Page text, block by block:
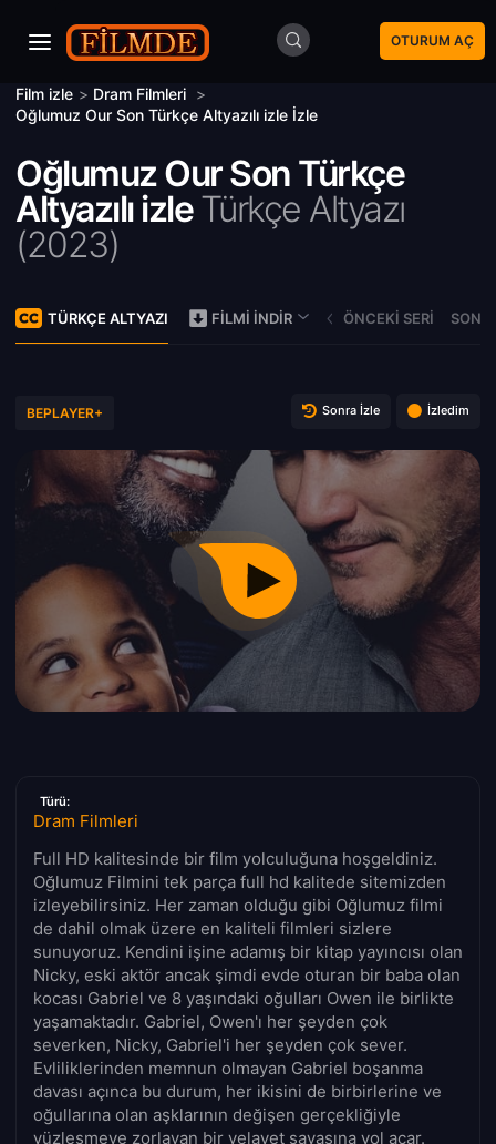
OTURUM AÇ
Film izle > Dram Filmleri >
Oğlumuz Our Son Türkçe Altyazılı izle İzle
Oğlumuz Our Son Türkçe
Altyazılı izleTürkçe Altyazı
(2023)
TÜRKÇE ALTYAZI FILMI İNDIR ÖNCEKI SERI
BEPLAYER+ Sonra İzle İzledim
Türü:
Dram Filmleri
Full HD kalitesinde bir film yolculuğuna hoşgeldiniz.
Oğlumuz Filmini tek parça full hd kalitede sitemizden
izleyebilirsiniz. Her zaman olduğu gibi Oğlumuz filmi
de dahil olmak üzere en kaliteli filmleri sizlere
sunuyoruz. Kendini işine adamış bir kitap yayıncısı olan
Nicky, eski aktör ancak şimdi evde oturan bir baba olan
kocası Gabriel ve 8 yaşındaki oğulları Owen ile birlikte
yaşamaktadır. Gabriel, Owen'ı her şeyden çok
severken, Nicky, Gabriel'i her şeyden çok sever.
Evliliklerinden memnun olmayan Gabriel boşanma
davası açınca bu durum, her ikisini de birbirlerine ve
oğullarına olan aşklarının değişen gerçekliğiyle
yüzleşmeye zorlayan bir velayet savaşına yol açar.